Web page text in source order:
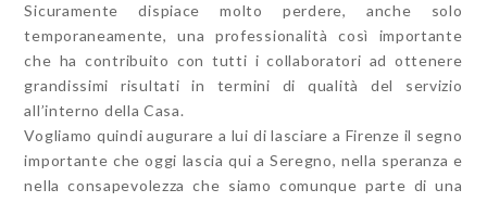
Sicuramente dispiace molto perdere, anche solo
temporaneamente, una professionalità così importante
che ha contribuito con tutti i collaboratori ad ottenere
grandissimi risultati in termini di qualità del servizio
all’interno della Casa.
Vogliamo quindi augurare a lui di lasciare a Firenze il segno
importante che oggi lascia qui a Seregno, nella speranza e
nella consapevolezza che siamo comunque parte di una